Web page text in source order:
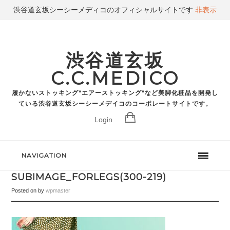
渋谷道玄坂
C.C.MEDICO
履かないストッキング"エアーストッキング"など美脚化粧品を開発し
ている渋谷道玄坂シーシーメデイコのコーポレートサイトです。
Login
NAVIGATION
SUBIMAGE_FORLEGS(300-219)
Posted onbywpmaster
渋谷道玄坂シーシーメディコのオフィシャルサイトです 非表示